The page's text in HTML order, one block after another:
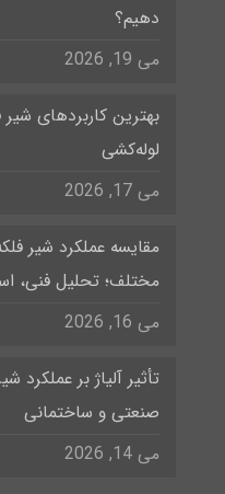
دهیم؟
می 19, 2026
بهترین کاربردهای
لوله‌کشی
می 17, 2026
مقایسه عملکرد شیر
مختلف؛ تحلیل فنی،
می 16, 2026
تأثیر آلیاژ بر
صنعتی و ساختمانی
می 14, 2026